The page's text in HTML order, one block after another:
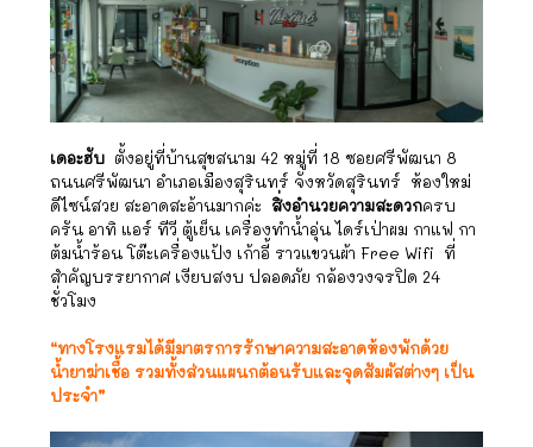
เดอะฮับ ตั้งอยู่ที่บ้านสุขสนาม 42 หมู่ที่ 18 ซอยศรีพัฒนา 8
ถนนศรีพัฒนา อำเภอเมืองสุรินทร์ จังหวัดสุรินทร์ ห้องใหม่
ดีไซน์สวย สะอาดสะอ้านมากค่ะ สิ่งอำนวยความสะดวกครบ
ครัน อาทิ แอร์ ทีวี ตู้เย็น เครื่องทำน้ำอุ่นไดร์เป่าผม กาแฟ กา
ต้มน้ำร้อนโต๊ะเครื่องแป้ง เก้าอี้ ราวแขวนผ้า Free Wifi ที่
สำคัญบรรยากาศ เงียบสงบ ปลอดภัย กล้องวงจรปิด 24
ชั่วโมง
“ทางโรงแรมได้มีมาตรการรักษาความสะอาดห้องพักด้วย
น้ำยาฆ่าเชื้อ รวมทั้งส่วนแผนกต้อนรับและจุดสัมผัสต่างๆ เป็น
ประจำ”